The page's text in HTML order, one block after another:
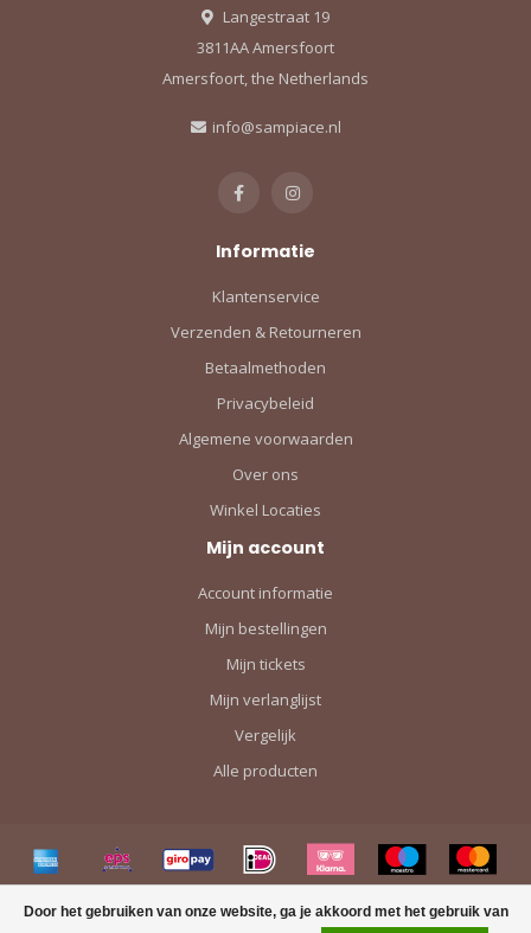
Door het gebruiken van onze website, ga je akkoord met het gebruik van
Langestraat 19
3811AA Amersfoort
Amersfoort, the Netherlands
info@sampiace.nl
Informatie
Klantenservice
Verzenden & Retourneren
Betaalmethoden
Privacybeleid
Algemene voorwaarden
Over ons
Winkel Locaties
Mijn account
Account informatie
Mijn bestellingen
Mijn tickets
Mijn verlanglijst
Vergelijk
Alle producten